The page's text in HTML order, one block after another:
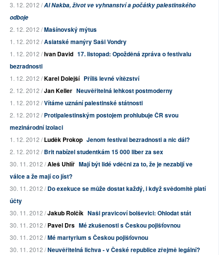
3. 12. 2012 /Al Nakba, život ve vyhnanství a počátky palestinského
odboje
2. 12. 2012 /Mašínovský mýtus
1. 12. 2012 /Asiatské manýry Saši Vondry
1. 12. 2012 /Ivan David 17. listopad: Opožděná zpráva o festivalu
bezradnosti
1. 12. 2012 /Karel Dolejší Příliš levné vítězství
2. 12. 2012 /Jan Keller Neuvěřitelná lehkost postmoderny
1. 12. 2012 /Vítáme uznání palestinské státnosti
2. 12. 2012 /Protipalestinským postojem prohlubuje ČR svou
mezinárodní izolaci
1. 12. 2012 /Luděk Prokop Jenom festival bezradnosti a nic dál?
2. 12. 2012 /Brit nabízel studentkám 15 000 liber za sex
30. 11. 2012 /Aleš Uhlíř Mají být lidé vděčni za to, že je nezabijí ve
válce a že mají co jíst?
30. 11. 2012 /Do exekuce se může dostat každý, i když svědomitě platí
účty
30. 11. 2012 /Jakub Rolčík Naši pravicoví bolševici: Ohlodat stát
30. 11. 2012 /Pavel Drs Mé zkušenosti s Českou pojišťovnou
30. 11. 2012 /Mé martyrium s Českou pojišťovnou
30. 11. 2012 /Neuvěřitelná lichva - v České republice zřejmě legální?